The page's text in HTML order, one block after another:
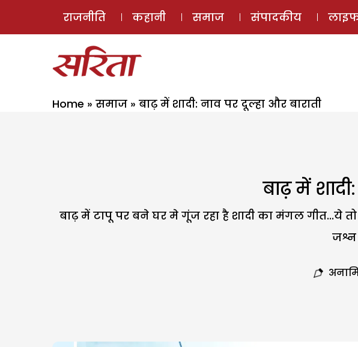
राजनीति कहानी समाज संपादकीय
Home » समाज » बाढ़ में शादी: नाव पर दूल्हा और बाराती
बाढ़ में
बाढ़ में टापू पर बने घर मे गूंज रहा है शादी का मंगल गीत...ये
जश्न